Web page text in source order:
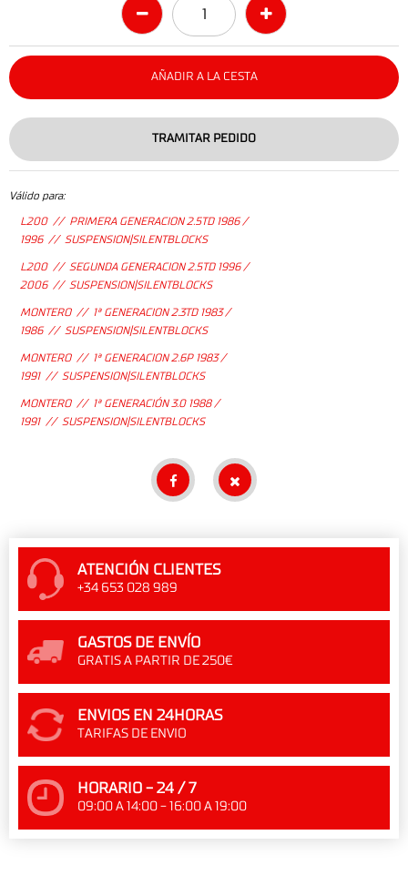
AÑADIR A LA CESTA
TRAMITAR PEDIDO
Válido para:
L200 // PRIMERA GENERACION 2.5TD 1986 /
1996 // SUSPENSION|SILENTBLOCKS
L200 // SEGUNDA GENERACION 2.5TD 1996 /
2006 // SUSPENSION|SILENTBLOCKS
MONTERO // 1ª GENERACION 2.3TD 1983 /
1986 // SUSPENSION|SILENTBLOCKS
MONTERO // 1ª GENERACION 2.6P 1983 /
1991 // SUSPENSION|SILENTBLOCKS
MONTERO // 1ª GENERACIÓN 3.0 1988 /
1991 // SUSPENSION|SILENTBLOCKS
ATENCIÓN CLIENTES
+34 653 028 989
GASTOS DE ENVÍO
GRATIS A PARTIR DE 250€
ENVIOS EN 24HORAS
TARIFAS DE ENVIO
HORARIO - 24 / 7
09:00 A 14:00 - 16:00 A 19:00